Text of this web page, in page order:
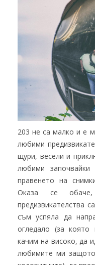
203 не са малко и е
любими
щури, весели и
любими
правенето на
Оказа се
предизвикателства
съм успяла да
огледало (за
качим на високо, да
любимите ми